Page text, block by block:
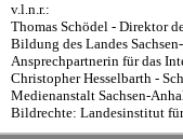
v.l.n.r.:
Thomas Schödel - Direktor
Bildung des Landes
Ansprechpartnerin für das
Christopher Hesselbarth -
Medienanstalt Sachsen-
Bildrechte: Landesinstitut